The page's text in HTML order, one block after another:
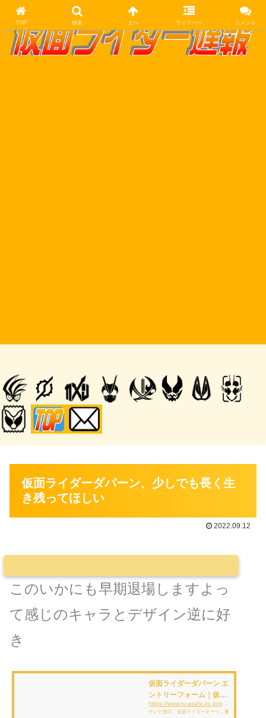
仮面ライダーダパーン、少しでも長く生
き残ってほしい
2022.09.12
このいかにも早期退場しますよっ
て感じのキャラとデザイン逆に好
き
仮面ライダーダパーン エ
ントリーフォーム｜仮面
ライダーギーツ｜テレビ
テレビ朝日「仮面ライダーギーツ」番
TOP 検索 上へ サイドバー コメント